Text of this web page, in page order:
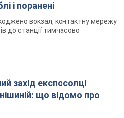
і поранені
вокзал, контактну мережу
до станції тимчасово